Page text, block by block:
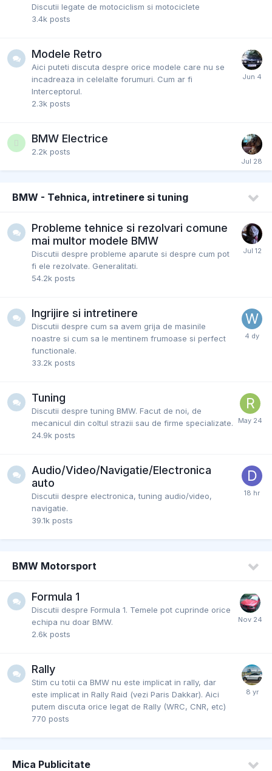
Discutii legate de motociclism si motociclete
3.4k posts
Modele Retro
Aici puteti discuta despre orice modele care nu se
incadreaza in celelalte forumuri. Cum ar fi
Interceptorul.
2.3k posts
BMW Electrice
2.2k posts
BMW - Tehnica, intretinere si tuning
Probleme tehnice si rezolvari comune
mai multor modele BMW
Discutii despre probleme aparute si despre cum pot
fi ele rezolvate. Generalitati.
54.2k posts
Ingrijire si intretinere
Discutii despre cum sa avem grija de masinile
noastre si cum sa le mentinem frumoase si perfect
functionale.
33.2k posts
Tuning
Discutii despre tuning BMW. Facut de noi, de
mecanicul din coltul strazii sau de firme specializate.
24.9k posts
Audio/Video/Navigatie/Electronica
auto
Discutii despre electronica, tuning audio/video,
navigatie.
39.1k posts
BMW Motorsport
Formula 1
Discutii despre Formula 1. Temele pot cuprinde orice
echipa nu doar BMW.
2.6k posts
Rally
Stim cu totii ca BMW nu este implicat in rally, dar
este implicat in Rally Raid (vezi Paris Dakkar). Aici
putem discuta orice legat de Rally (WRC, CNR, etc)
770 posts
Mica Publicitate